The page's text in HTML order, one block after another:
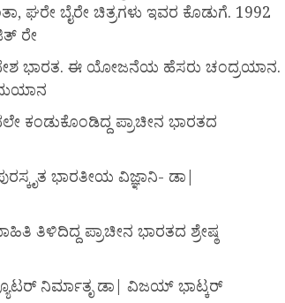
ಘರೇ ಬೈರೇ ಚಿತ್ರಗಳು ಇವರ ಕೊಡುಗೆ. 1992
ರೇ
ದೇಶ ಭಾರತ. ಈ ಯೋಜನೆಯ ಹೆಸರು ಚಂದ್ರಯಾನ.
ಕಂಡುಕೊಂಡಿದ್ದ ಪ್ರಾಚೀನ ಭಾರತದ
ಭಾರತೀಯ ವಿಜ್ಞಾನಿ- ಡಾ|
ತಿಳಿದಿದ್ದ ಪ್ರಾಚೀನ ಭಾರತದ ಶ್ರೇಷ್ಠ
ನಿರ್ಮಾತೃ ಡಾ| ವಿಜಯ್ ಭಾಟ್ಕರ್